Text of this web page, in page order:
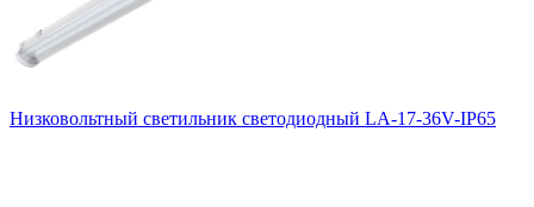
Низковольтный светильник светодиодный LA-17-36V-IP65